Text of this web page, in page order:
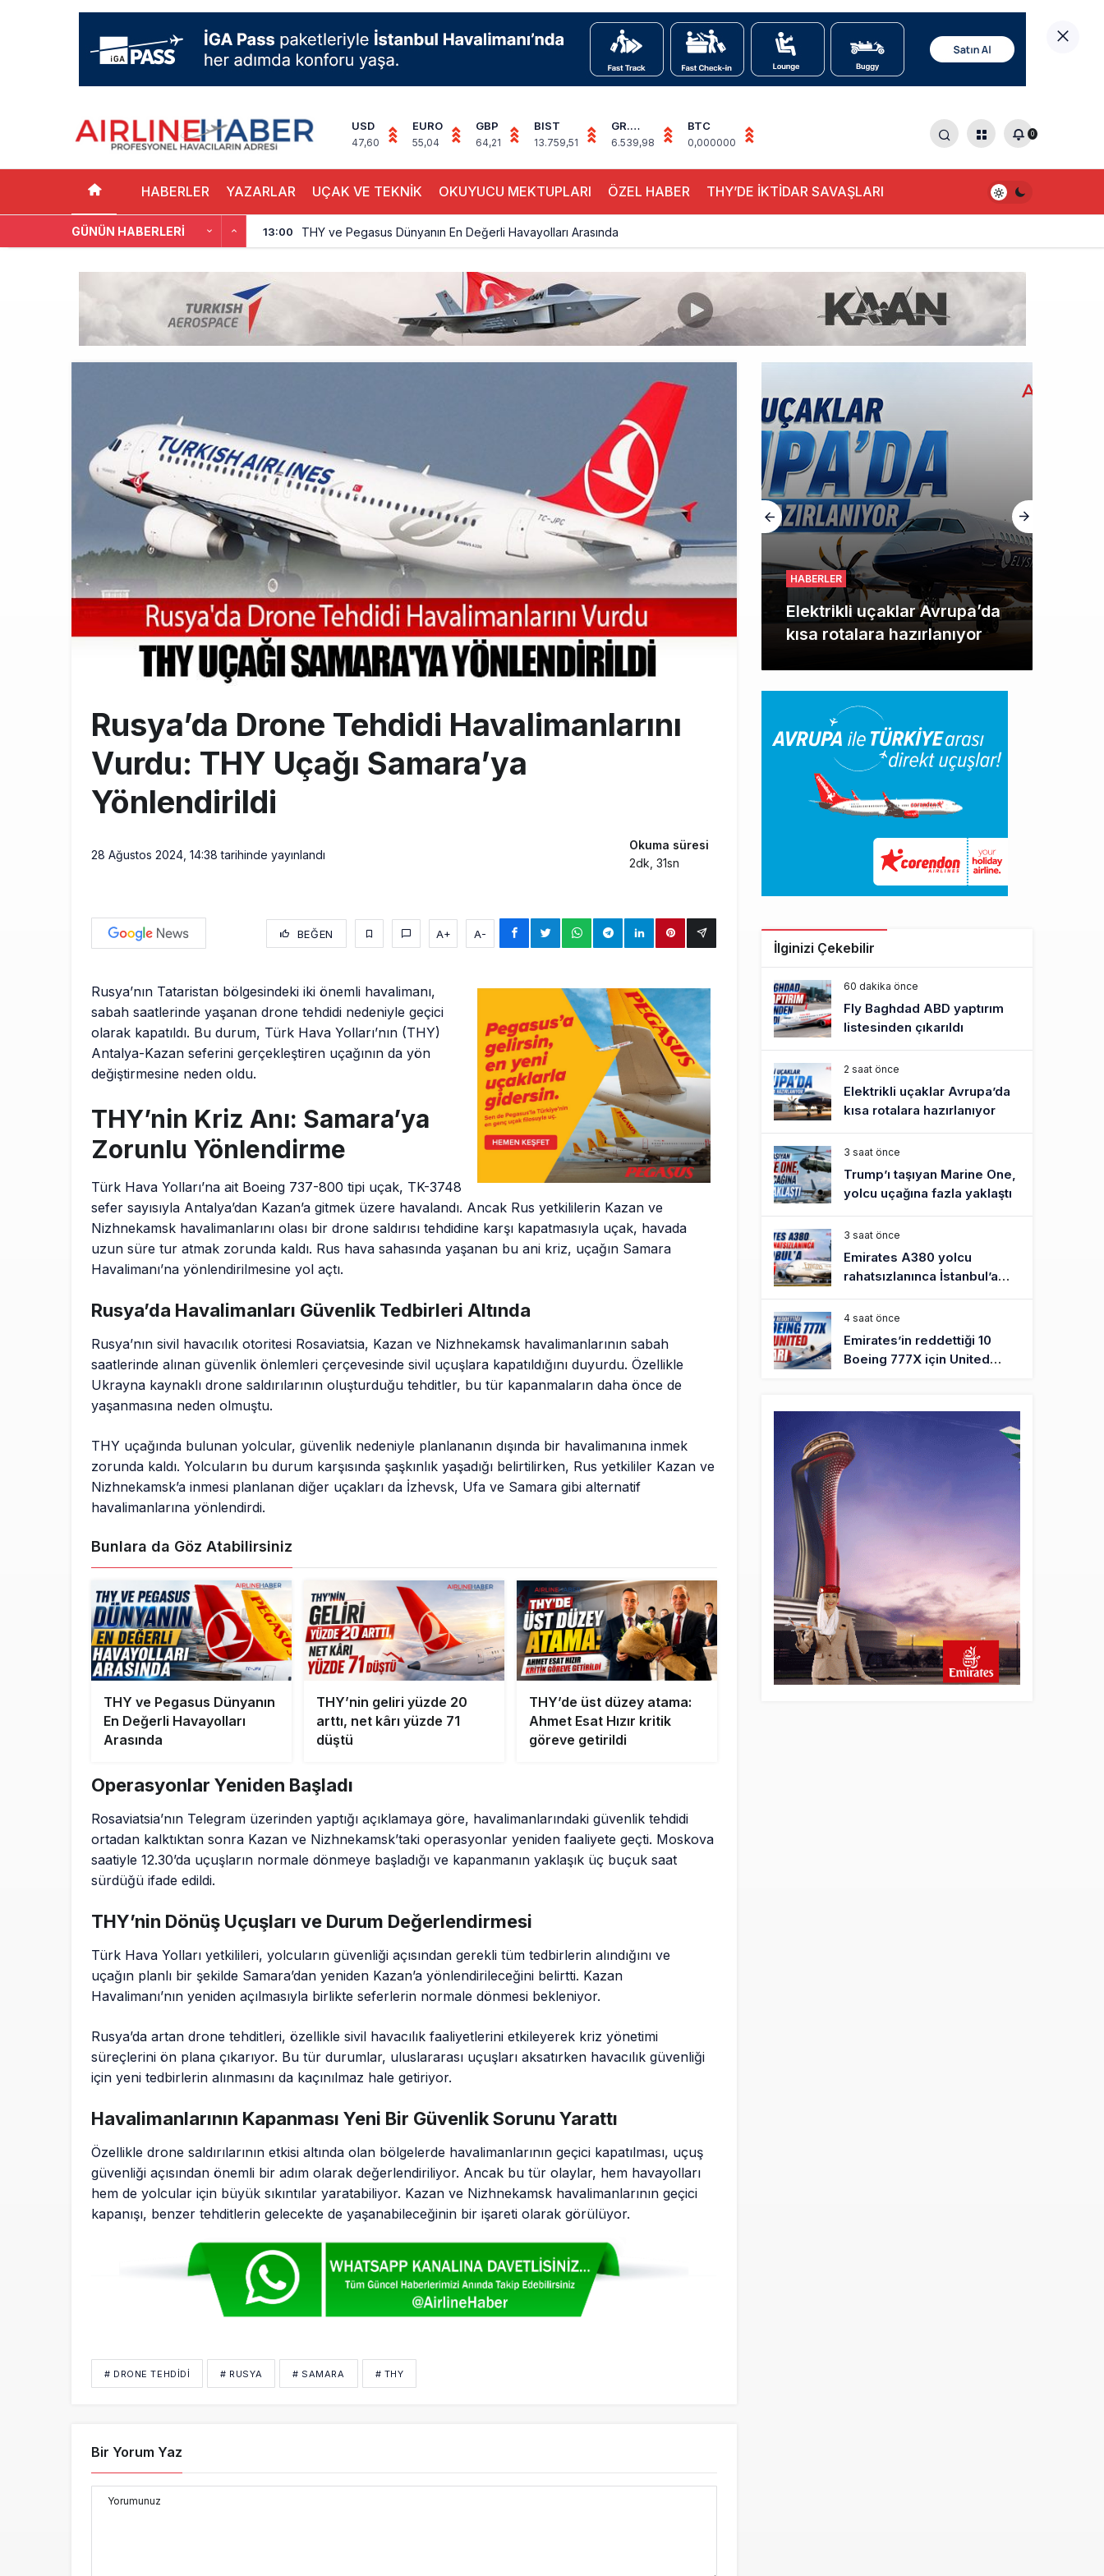
USD
47,60
EURO
55,04
GBP
64,21
BIST
13.759,51
GR.
ALTIN
6.539,98
BTC
0,000000
0
HABERLER YAZARLAR UÇAK VE TEKNİK OKUYUCU MEKTUPLARI ÖZEL HABER THY’DE İKTİDAR SAVAŞLARI
GÜNÜN HABERLERI 13:00 THY ve Pegasus Dünyanın En Değerli Havayolları Arasında
Elektrikli uçaklar Avrupa’da kısa rotalara hazırlanıyor
Trump’ı taşıyan Marine One, yolcu uçağına fazla yaklaştı
10:00 Emirates A380 yolcu rahatsızlanınca İstanbul’a indi
DHL uçağı havada cisimle çarpıştı, havalimanında patlayıcı drone bulundu
8:11 SpaceX Falcon 9’un ikinci kademesi Ay’a çarptı
Rusya’da Drone Tehdidi Havalimanlarını
Vurdu: THY Uçağı Samara’ya
Yönlendirildi
28 Ağustos 2024, 14:38 tarihinde yayınlandı
Okuma süresi
2dk, 31sn
BEĞEN A+ A-
Rusya’nın Tataristan bölgesindeki iki önemli havalimanı,
sabah saatlerinde yaşanan drone tehdidi nedeniyle geçici
olarak kapatıldı. Bu durum, Türk Hava Yolları’nın (THY)
Antalya-Kazan seferini gerçekleştiren uçağının da yön
değiştirmesine neden oldu.
THY’nin Kriz Anı: Samara’ya
Zorunlu Yönlendirme
Türk Hava Yolları’na ait Boeing 737-800 tipi uçak, TK-3748
sefer sayısıyla Antalya’dan Kazan’a gitmek üzere havalandı. Ancak Rus yetkililerin Kazan ve
Nizhnekamsk havalimanlarını olası bir drone saldırısı tehdidine karşı kapatmasıyla uçak, havada
uzun süre tur atmak zorunda kaldı. Rus hava sahasında yaşanan bu ani kriz, uçağın Samara
Havalimanı’na yönlendirilmesine yol açtı.
Rusya’da Havalimanları Güvenlik Tedbirleri Altında
Rusya’nın sivil havacılık otoritesi Rosaviatsia, Kazan ve Nizhnekamsk havalimanlarının sabah
saatlerinde alınan güvenlik önlemleri çerçevesinde sivil uçuşlara kapatıldığını duyurdu. Özellikle
Ukrayna kaynaklı drone saldırılarının oluşturduğu tehditler, bu tür kapanmaların daha önce de
yaşanmasına neden olmuştu.
THY uçağında bulunan yolcular, güvenlik nedeniyle planlananın dışında bir havalimanına inmek
zorunda kaldı. Yolcuların bu durum karşısında şaşkınlık yaşadığı belirtilirken, Rus yetkililer Kazan ve
Nizhnekamsk’a inmesi planlanan diğer uçakları da İzhevsk, Ufa ve Samara gibi alternatif
havalimanlarına yönlendirdi.
Bunlara da Göz Atabilirsiniz
THY ve Pegasus Dünyanın
En Değerli Havayolları
Arasında
THY’nin geliri yüzde 20
arttı, net kârı yüzde 71
düştü
THY’de üst düzey atama:
Ahmet Esat Hızır kritik
göreve getirildi
Operasyonlar Yeniden Başladı
Rosaviatsia’nın Telegram üzerinden yaptığı açıklamaya göre, havalimanlarındaki güvenlik tehdidi
ortadan kalktıktan sonra Kazan ve Nizhnekamsk’taki operasyonlar yeniden faaliyete geçti. Moskova
saatiyle 12.30’da uçuşların normale dönmeye başladığı ve kapanmanın yaklaşık üç buçuk saat
sürdüğü ifade edildi.
THY’nin Dönüş Uçuşları ve Durum Değerlendirmesi
Türk Hava Yolları yetkilileri, yolcuların güvenliği açısından gerekli tüm tedbirlerin alındığını ve
uçağın planlı bir şekilde Samara’dan yeniden Kazan’a yönlendirileceğini belirtti. Kazan
Havalimanı’nın yeniden açılmasıyla birlikte seferlerin normale dönmesi bekleniyor.
Rusya’da artan drone tehditleri, özellikle sivil havacılık faaliyetlerini etkileyerek kriz yönetimi
süreçlerini ön plana çıkarıyor. Bu tür durumlar, uluslararası uçuşları aksatırken havacılık güvenliği
için yeni tedbirlerin alınmasını da kaçınılmaz hale getiriyor.
Havalimanlarının Kapanması Yeni Bir Güvenlik Sorunu Yarattı
Özellikle drone saldırılarının etkisi altında olan bölgelerde havalimanlarının geçici kapatılması, uçuş
güvenliği açısından önemli bir adım olarak değerlendiriliyor. Ancak bu tür olaylar, hem havayolları
hem de yolcular için büyük sıkıntılar yaratabiliyor. Kazan ve Nizhnekamsk havalimanlarının geçici
kapanışı, benzer tehditlerin gelecekte de yaşanabileceğinin bir işareti olarak görülüyor.
# DRONE TEHDIDI # RUSYA # SAMARA # THY
Bir Yorum Yaz
Yorumunuz
HABERLER
Elektrikli uçaklar Avrupa’da
kısa rotalara hazırlanıyor
İlginizi Çekebilir
60 dakika önce
Fly Baghdad ABD yaptırım
listesinden çıkarıldı
2 saat önce
Elektrikli uçaklar Avrupa’da
kısa rotalara hazırlanıyor
3 saat önce
Trump’ı taşıyan Marine One,
yolcu uçağına fazla yaklaştı
3 saat önce
Emirates A380 yolcu
rahatsızlanınca İstanbul’a
indi
4 saat önce
Emirates’in reddettiği 10
Boeing 777X için United
DHL uçağı havada cisimle
çarpıştı, havalimanında
patlayıcı drone bulundu
5 saat önce
SpaceX Falcon 9’un ikinci
kademesi Ay’a çarptı
Üniformasız Disiplin: Kabin
Ekipleri Nasıl Yolcu Olur?
21 saat önce
ISG’nin terminal